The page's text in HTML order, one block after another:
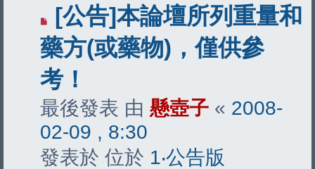
[公告]本論壇所列重量和
藥方(或藥物)，僅供參
考！
最後發表 由 懸壺子 « 2008-
02-09 , 8:30
發表於 位於 1‧公告版